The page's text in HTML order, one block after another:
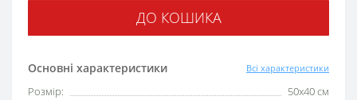
Основні характеристики Всі характеристики
Розмір:
50x40 см
ДО КОШИКА